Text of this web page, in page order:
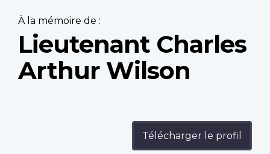
À la mémoire de :
Lieutenant Charles
Arthur Wilson
Télécharger le profil